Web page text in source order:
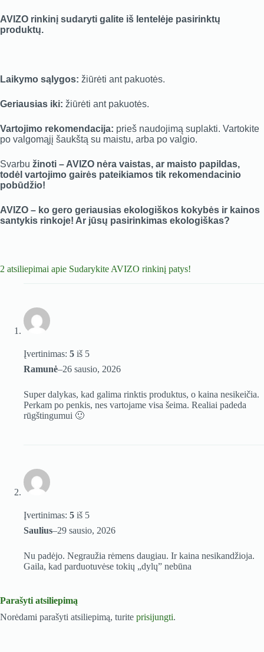
AVIZO rinkinį sudaryti galite iš lentelėje pasirinktų
produktų.
Laikymo sąlygos: žiūrėti ant pakuotės.
Geriausias iki: žiūrėti ant pakuotės.
Vartojimo rekomendacija: prieš naudojimą suplakti. Vartokite
po valgomąjį šaukštą su maistu, arba po valgio.
Svarbu žinoti – AVIZO nėra vaistas, ar maisto papildas,
todėl vartojimo gairės pateikiamos tik rekomendacinio
pobūdžio!
AVIZO – ko gero geriausias ekologiškos kokybės ir kainos
santykis rinkoje! Ar jūsų pasirinkimas ekologiškas?
2 atsiliepimai apie Sudarykite AVIZO rinkinį patys!
Įvertinimas: 5 iš 5
Ramunė–26 sausio, 2026
Super dalykas, kad galima rinktis produktus, o kaina nesikeičia.
Perkam po penkis, nes vartojame visa šeima. Realiai padeda
rūgštingumui 🙂
Įvertinimas: 5 iš 5
Saulius–29 sausio, 2026
Nu padėjo. Negraužia rėmens daugiau. Ir kaina nesikandžioja.
Gaila, kad parduotuvėse tokių „dylų” nebūna
Parašyti atsiliepimą
Norėdami parašyti atsiliepimą, turite prisijungti.